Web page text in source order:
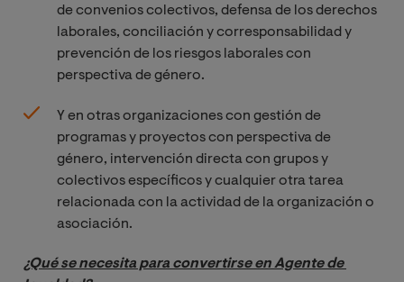
de convenios colectivos, defensa de los derechos
laborales, conciliación y corresponsabilidad y
prevención de los riesgos laborales con
perspectiva de género.
Y en otras organizaciones con gestión de
programas y proyectos con perspectiva de
género, intervención directa con grupos y
colectivos específicos y cualquier otra tarea
relacionada con la actividad de la organización o
asociación.
¿Qué se necesita para convertirse en Agente de